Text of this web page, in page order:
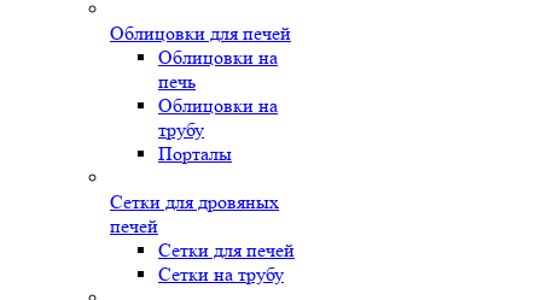
Облицовки для печей
Облицовки на
печь
Облицовки на
трубу
Порталы
Сетки для дровяных
печей
Сетки для печей
Сетки на трубу